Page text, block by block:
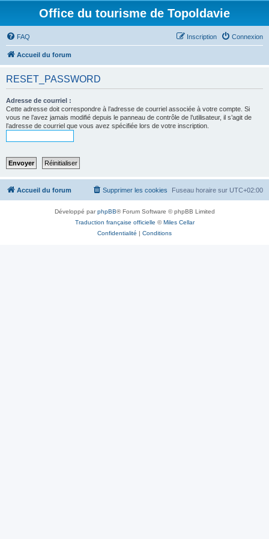
Office du tourisme de Topoldavie
FAQ Connexion
Inscription
Accueil du forum
RESET_PASSWORD
Adresse de courriel :
Cette adresse doit correspondre à l’adresse de courriel associée à votre compte. Si
vous ne l’avez jamais modifié depuis le panneau de contrôle de l’utilisateur, il s’agit de
l’adresse de courriel que vous avez spécifiée lors de votre inscription.
Accueil du forum Fuseau horaire sur UTC+02:00
Supprimer les cookies
Développé parphpBB® Forum Software © phpBB Limited
Traduction française officielle ©Miles Cellar
Confidentialité | Conditions